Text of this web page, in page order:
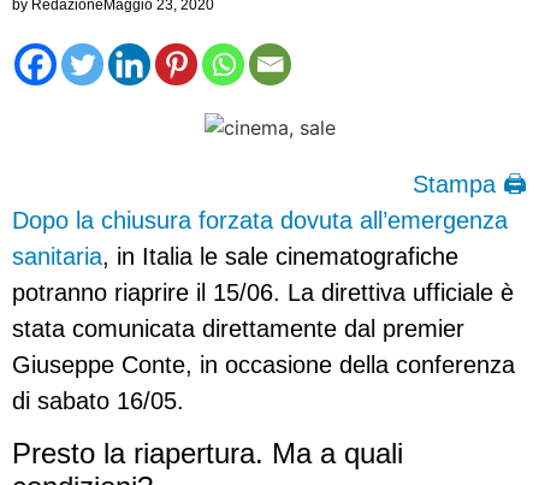
by RedazioneMaggio 23, 2020
Stampa 🖨
Dopo la chiusura forzata dovuta all’emergenza
sanitaria, in Italia le sale cinematografiche
potranno riaprire il 15/06. La direttiva ufficiale è
stata comunicata direttamente dal premier
Giuseppe Conte, in occasione della conferenza
di sabato 16/05.
Presto la riapertura. Ma a quali